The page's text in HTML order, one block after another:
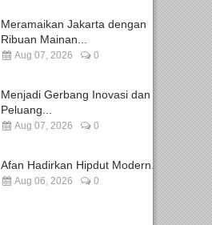
Meramaikan Jakarta dengan
Ribuan Mainan...
Aug 07, 2026 0
Menjadi Gerbang Inovasi dan
Peluang...
Aug 07, 2026 0
Afan Hadirkan Hipdut Modern...
Aug 06, 2026 0